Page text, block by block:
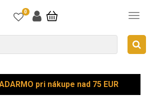
0
pri nákupe nad 75 EUR